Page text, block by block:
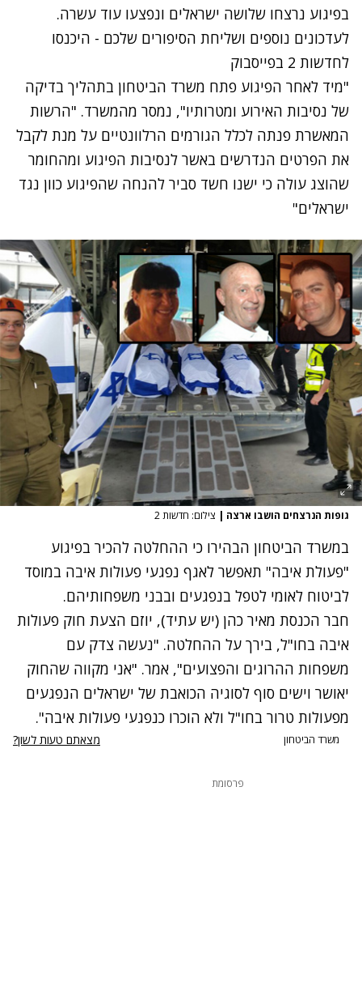
בפיגוע נרצחו שלושה ישראלים ונפצעו עוד עשרה.
לעדכונים נוספים ושליחת הסיפורים שלכם - היכנסו
לחדשות 2 בפייסבוק
"מיד לאחר הפיגוע פתח משרד הביטחון בתהליך בדיקה
של נסיבות האירוע ומטרותיו", נמסר מהמשרד. "הרשות
המאשרת פנתה לכלל הגורמים הרלוונטיים על מנת לקבל
את הפרטים הנדרשים באשר לנסיבות הפיגוע ומהחומר
שהוצג עולה כי ישנו חשד סביר להנחה שהפיגוע כוון נגד
ישראלים"
גופות הנרצחים הושבו ארצה | צילום: חדשות 2
במשרד הביטחון הבהירו כי ההחלטה להכיר בפיגוע
"פעולת איבה" תאפשר לאגף נפגעי פעולות איבה במוסד
לביטוח לאומי לטפל בנפגעים ובבני משפחותיהם.
חבר הכנסת מאיר כהן (יש עתיד), יוזם הצעת חוק פעולות
איבה בחו"ל, בירך על ההחלטה. "נעשה צדק עם
משפחות ההרוגים והפצועים", אמר. "אני מקווה שהחוק
יאושר וישים סוף לסוגיה הכואבת של ישראלים הנפגעים
מפעולות טרור בחו"ל ולא הוכרו כנפגעי פעולות איבה".
משרד הביטחון מצאתם טעות לשון?
פרסומת